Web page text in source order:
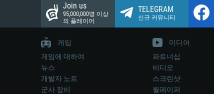
Join us
95,000,000명 이상
의 플레이어
TELEGRAM
신규 커뮤니티
게임
게임에 대하여
뉴스
개발자 노트
군사 장비
미디어
파트너십
비디오
스크린샷
월페이퍼